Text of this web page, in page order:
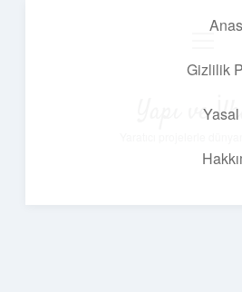
Gizlilik
Yasal
Yapı ve